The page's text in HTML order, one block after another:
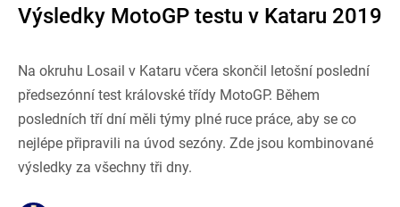
Výsledky MotoGP testu v Kataru 2019
Na okruhu Losail v Kataru včera skončil letošní poslední
předsezónní test královské třídy MotoGP. Během
posledních tří dní měli týmy plné ruce práce, aby se co
nejlépe připravili na úvod sezóny. Zde jsou kombinované
výsledky za všechny tři dny.